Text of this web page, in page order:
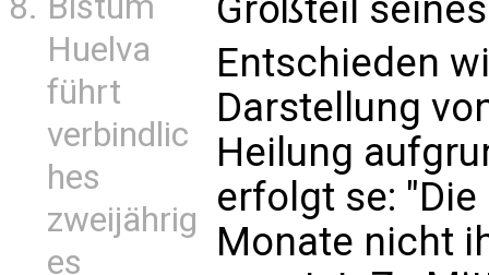
Huelva
führt
verbindlic
hes
zweijährig
es
Entschieden
Darstellung
Heilung
erfolgt se:
Monate nicht